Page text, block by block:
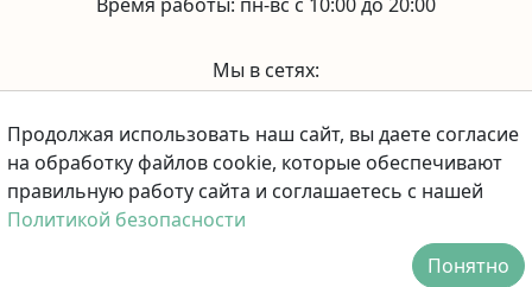
Мы в сетях:
Принимаем к оплате:
Продолжая использовать наш сайт, вы даете согласие
на обработку файлов cookie, которые обеспечивают
правильную работу сайта и соглашаетесь с нашей
Политикой безопасности
Понятно